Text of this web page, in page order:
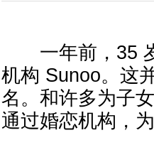
一年前，35 岁
机构 Sunoo。这
名。和许多为子
通过婚恋机构，